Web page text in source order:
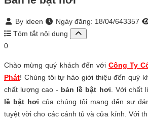
By ideen Ngày đăng: 18/04/643357
Tóm tắt nội dung
0
Chào mừng quý khách đến với Công Ty
Phát! Chúng tôi tự hào giới thiệu đến quý
chất lượng cao - bản lề bật hơi . Với chất
lề bật hơi của chúng tôi mang đến sự
tuyệt vời cho các cánh tủ và cửa kính. Với